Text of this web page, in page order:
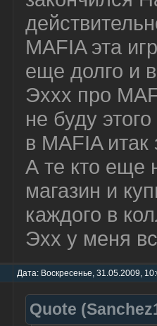
MAFIA эта
еще долго и
Эххх про
не буду
в MAFIA
А те кто еще
магазин и
каждого в
Эхх у меня
Дата: Воскресенье, 31.05.2009,
Quote (